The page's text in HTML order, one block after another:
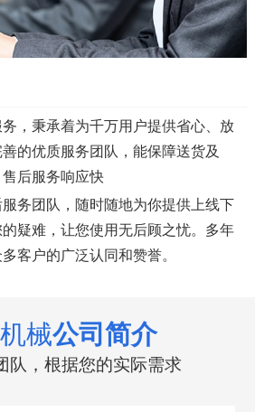
，秉承着为千万用户提供省心、放
的优质服务团队，能保障送货及
后服务响应快
务团队，随时随地为你提供上线下
疑难，让您使用无后顾之忧。多年
客户的广泛认同和赞誉。
械公司简介
队，根据您的实际需求